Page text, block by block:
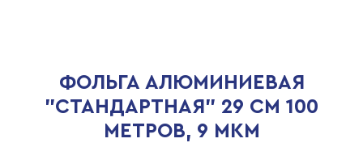
ФОЛЬГА АЛЮМИНИЕВАЯ
"СТАНДАРТНАЯ" 29 СМ 100
МЕТРОВ, 9 МКМ